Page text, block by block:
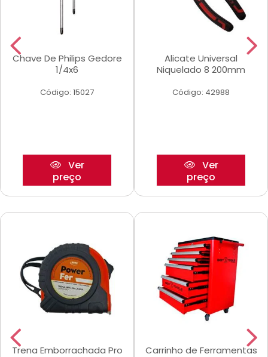
Chave De Philips Gedore
1/4x6
Código: 15027
Ver
preço
Alicate Universal
Niquelado 8 200mm
Código: 42988
Ver
preço
Trena Emborrachada Pro
Carrinho de Ferramentas